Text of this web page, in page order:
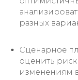
разных
Сценарное
оценить
изменениям